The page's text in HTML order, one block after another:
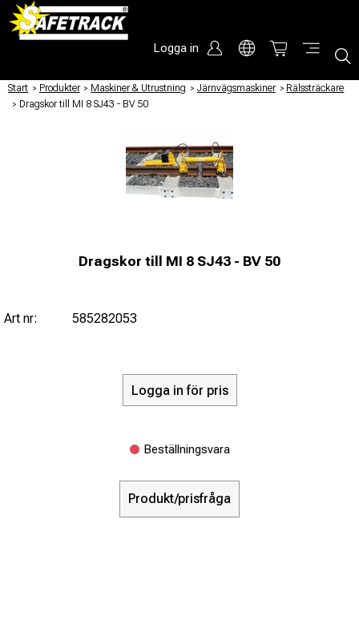
Logga in
Start / Produkter / Maskiner & Utrustning / Järnvägsmaskiner / Rälssträckare
/ Dragskor till MI 8 SJ43 - BV 50
Dragskor till MI 8 SJ43 - BV 50
Art nr: 585282053
Logga in för pris
Beställningsvara
Produkt/prisfråga